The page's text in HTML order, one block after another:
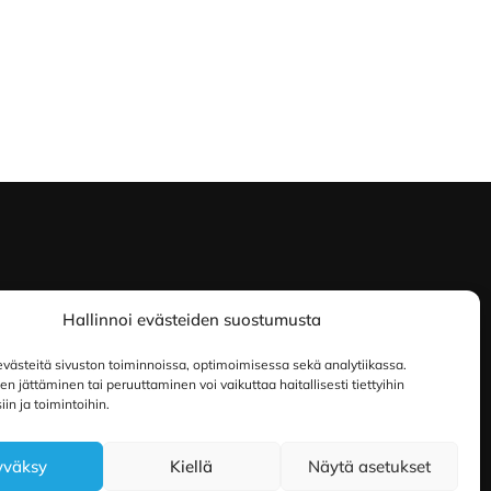
Hallinnoi evästeiden suostumusta
sivuston toiminnoissa, optimoimisessa sekä analytiikassa.
jättäminen tai peruuttaminen voi vaikuttaa haitallisesti tiettyihin
ja toimintoihin.
Kiellä Näytä asetukset